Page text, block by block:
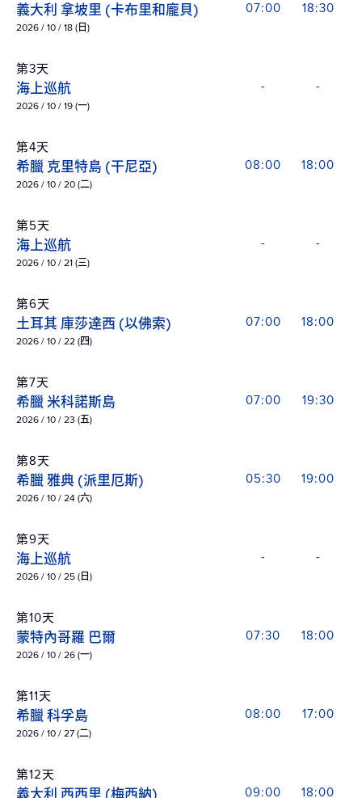
義大利 拿坡里 (卡布里和龐貝)
2026 / 10 / 18 (日)
07:00 18:30
第3天
海上巡航
2026 / 10 / 19 (一)
- -
第4天
希臘 克里特島 (干尼亞)
2026 / 10 / 20 (二)
08:00 18:00
第5天
海上巡航
2026 / 10 / 21 (三)
- -
第6天
土耳其 庫莎達西 (以佛索)
2026 / 10 / 22 (四)
07:00 18:00
第7天
希臘 米科諾斯島
2026 / 10 / 23 (五)
07:00 19:30
第8天
希臘 雅典 (派里厄斯)
2026 / 10 / 24 (六)
05:30 19:00
第9天
海上巡航
2026 / 10 / 25 (日)
- -
第10天
蒙特內哥羅 巴爾
2026 / 10 / 26 (一)
07:30 18:00
第11天
希臘 科孚島
2026 / 10 / 27 (二)
08:00 17:00
第12天
義大利 西西里 (梅西納) 09:00 18:00